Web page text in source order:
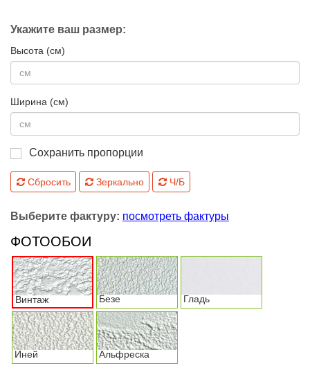
Укажите ваш размер:
Высота (см)
Ширина (см)
Сохранить пропорции
Сбросить Зеркально Ч/Б
Выберите фактуру: посмотреть фактуры
ФОТООБОИ
Винтаж Безе Гладь
Иней Альфреска